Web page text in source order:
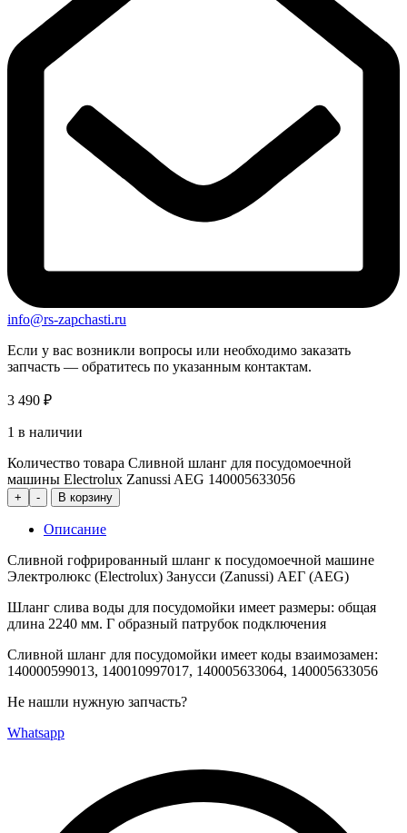
info@rs-zapchasti.ru
Если у вас возникли вопросы или необходимо заказать
запчасть — обратитесь по указанным контактам.
3 490 ₽
1 в наличии
Количество товара Сливной шланг для посудомоечной
машины Electrolux Zanussi AEG 140005633056
+ - В корзину
Описание
Сливной гофрированный шланг к посудомоечной машине
Электролюкс (Electrolux) Занусси (Zanussi) АЕГ (AEG)
Шланг слива воды для посудомойки имеет размеры: общая
длина 2240 мм. Г образный патрубок подключения
Сливной шланг для посудомойки имеет коды взаимозамен:
140000599013, 140010997017, 140005633064, 140005633056
Не нашли нужную запчасть?
Whatsapp